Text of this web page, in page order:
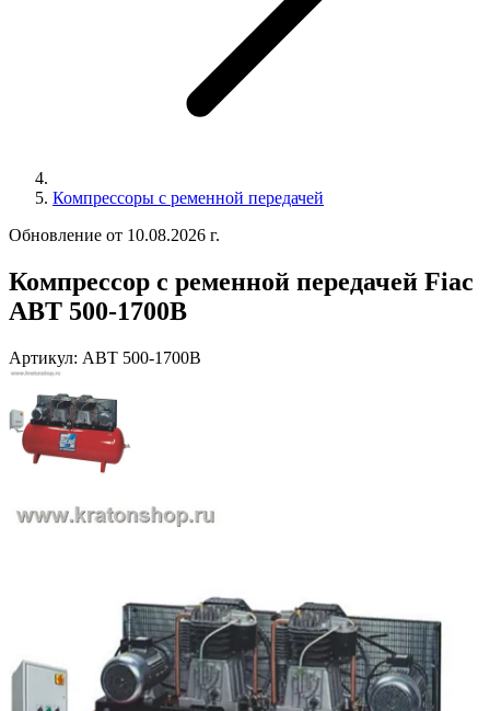
Компрессоры с ременной передачей
Обновление от 10.08.2026 г.
Компрессор с ременной передачей Fiac
ABT 500-1700B
Артикул: ABT 500-1700B